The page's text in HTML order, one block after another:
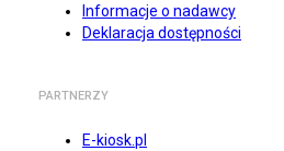
Informacje o nadawcy
Deklaracja dostępności
PARTNERZY
E-kiosk.pl